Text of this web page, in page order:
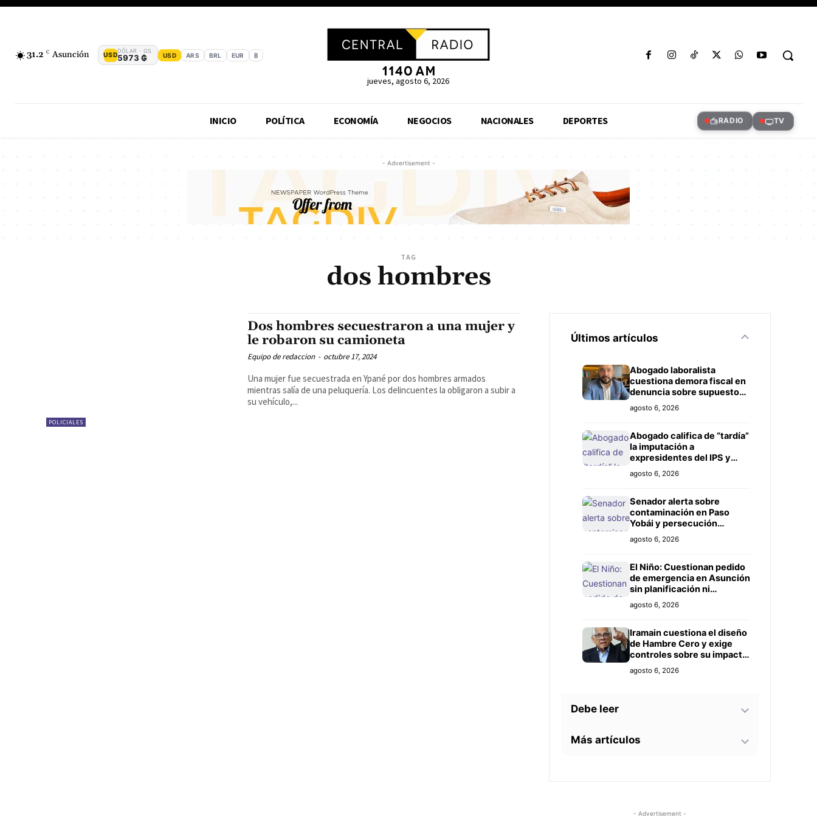
31.2 C Asunción USD
DÓLAR · GS
5973 ₲ USD ARS BRL EUR ₿
jueves, agosto 6, 2026
INICIO POLÍTICA ECONOMÍA NEGOCIOS NACIONALES DEPORTES RADIO TV
- Advertisement -
TAG
dos hombres
POLICIALES
Dos hombres secuestraron a una mujer y
le robaron su camioneta
Equipo de redaccion - octubre 17, 2024
Una mujer fue secuestrada en Ypané por dos hombres armados
mientras salía de una peluquería. Los delincuentes la obligaron a subir a
su vehículo,...
Últimos artículos
Abogado laboralista
cuestiona demora fiscal en
denuncia sobre supuesto
título falso
agosto 6, 2026
Abogado califica de “tardía”
la imputación a
expresidentes del IPS y
exige investigación más
amplia
agosto 6, 2026
Senador alerta sobre
contaminación en Paso
Yobái y persecución
política contra Miguel
Prieto
agosto 6, 2026
El Niño: Cuestionan pedido
de emergencia en Asunción
sin planificación ni
controles claros
agosto 6, 2026
Iramain cuestiona el diseño
de Hambre Cero y exige
controles sobre su impacto
agosto 6, 2026
Debe leer
Bomberos advierten sobre
Más artículos
agosto 5, 2026
- Advertisement -